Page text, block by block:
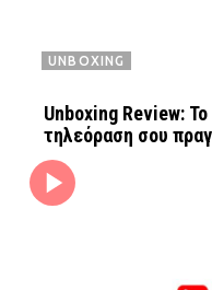
UNBOXING
Unboxing Review:
τηλεόραση σου